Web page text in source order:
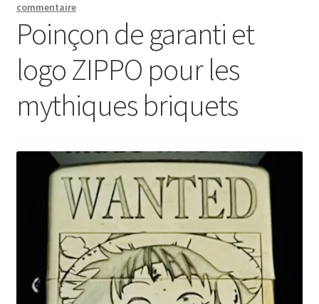
commentaire
Poinçon de garanti et
logo ZIPPO pour les
mythiques briquets